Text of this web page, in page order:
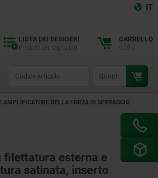
IT
LISTA DEI DESIDERI CARRELLO
AMPLIFICATORE DELLA FORZA DI SERRAGGIO,
filettatura esterna e
satinata, inserto